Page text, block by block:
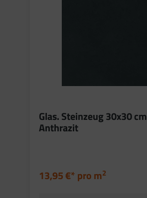
Glas. Steinzeug 30x30 cm
Anthrazit
13,95 €* pro m2